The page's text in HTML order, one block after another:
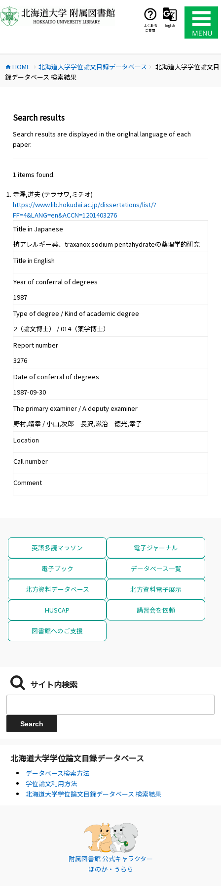
ン
テ
ス
キ
よくある
ご質問
English
home HOME chevron_right 北海道大学学位論文目録データベース chevron_right
北海道大学学位論文目
録データベース 検索結果
Search results
Search results are displayed in the origlnal language of each
paper.
1 items found.
寺澤,道夫 (テラサワ,ミチオ)
https://www.lib.hokudai.ac.jp/dissertations/list/?
FF=4&LANG=en&ACCN=1201403276
Title in Japanese
抗アレルギー薬、traxanox sodium pentahydrateの薬理学的研究
Title in English
Year of conferral of degrees
1987
Type of degree / Kind of academic degree
2（論文博士） / 014（薬学博士）
Report number
3276
Date of conferral of degrees
1987-09-30
The primary examiner / A deputy examiner
野村,靖幸 / 小山,次郎 長沢,滋治 徳光,幸子
Location
Call number
Comment
英語多読マラソン 電子ジャーナル
電子ブック データベース一覧
北方資料データベース 北方資料電子展示
HUSCAP 講習会を依頼
図書館へのご支援
サイト内検索
北海道大学学位論文目録データベース
データベース検索方法
学位論文利用方法
北海道大学学位論文目録データベース 検索結果
附属図書館 公式キャラクター
ほのか・うらら